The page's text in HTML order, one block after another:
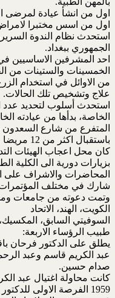
اول من انشأ عيادة لمرضى
اول من اسس مختبرا
استحدث نظام الندوة
الجمهوري ببغداد.
احد المشرفين الاساسيين
الخمسينات والستينات من
من الاوائل في استخدام
علاج وتشخيص تلك الحالات.
استحدث أسلوب لتحديد عدد
الخاصة، بدأها من عيادته
المتفرع من شارع السعدون
باستقبال اكثر من 12 مريضا لليوم.
كان محل اعجاب الهيئات
بزيارات دورية الى الكلية
المحاضرات والاشراف على
شارك في مختلف المؤتمرات
وتمت دعوته من جامعات
الكويت، الهند، الاتحاد
السوفيتي السابق، المكسيك،
طبيب الرؤساء الاربعة:
يطلق على الدكتور فرحان
عبد الكريم قاسم وعبد
صدام حسين.
1959 الفرصة الاولى